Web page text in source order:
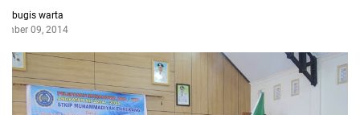
bugis warta
09, 2014